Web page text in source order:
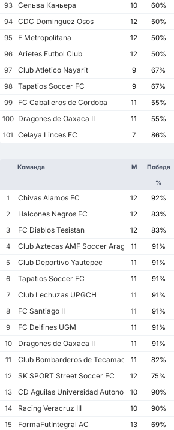
93
Сельва Каньера 10 60%
94
CDC Dominguez Osos 12 50%
95
F Metropolitana 12 50%
96
Arietes Futbol Club 12 50%
97
Club Atletico Nayarit 9 67%
98
Tapatios Soccer FC 9 67%
99
FC Caballeros de Cordoba 11 55%
100 Dragones de Oaxaca II 11 55%
101
Celaya Linces FC 7 86%
Команда М Победа
%
1 Chivas Alamos FC 12 92%
2
Halcones Negros FC 12 83%
3
FC Diablos Tesistan 12 83%
4
Club Aztecas AMF Soccer Aragon11 91%
5
Club Deportivo Yautepec 11 91%
6
Tapatios Soccer FC 11 91%
7
Club Lechuzas UPGCH 11 91%
8
FC Santiago II 11 91%
9
FC Delfines UGM 11 91%
10
Dragones de Oaxaca II 11 91%
11
Club Bombarderos de Tecamac 11 82%
12
SK SPORT Street Soccer FC 12 75%
13
CD Aguilas Universidad Autonoma de Guerrero
10 90%
14
Racing Veracruz III 10 90%
15
FormaFutIntegral AC 13 69%